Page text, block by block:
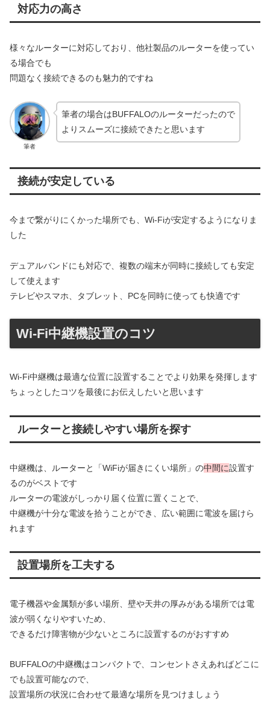
対応力の高さ
様々なルーターに対応しており、他社製品のルーターを使ってい
る場合でも
問題なく接続できるのも魅力的ですね
筆者
筆者の場合はBUFFALOのルーターだったので
よりスムーズに接続できたと思います
接続が安定している
今まで繋がりにくかった場所でも、Wi-Fiが安定するようになりま
した
デュアルバンドにも対応で、複数の端末が同時に接続しても安定
して使えます
テレビやスマホ、タブレット、PCを同時に使っても快適です
Wi-Fi中継機設置のコツ
Wi-Fi中継機は最適な位置に設置することでより効果を発揮します
ちょっとしたコツを最後にお伝えしたいと思います
ルーターと接続しやすい場所を探す
中継機は、ルーターと「WiFiが届きにくい場所」の中間に設置す
るのがベストです
ルーターの電波がしっかり届く位置に置くことで、
中継機が十分な電波を拾うことができ、広い範囲に電波を届けら
れます
設置場所を工夫する
電子機器や金属類が多い場所、壁や天井の厚みがある場所では電
波が弱くなりやすいため、
できるだけ障害物が少ないところに設置するのがおすすめ
BUFFALOの中継機はコンパクトで、コンセントさえあればどこに
でも設置可能なので、
設置場所の状況に合わせて最適な場所を見つけましょう